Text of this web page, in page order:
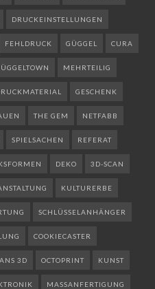
DRUCKEINSTELLUNGEN
FEHLDRUCK GÜGGEL CURA
MEHRTEILIG
GESCHENK
THE GEM NETFABB
SPIELSACHEN REFERAT
DEKO 3D-SCAN
KULTURERBE
SCHLÜSSELANHÄNGER
COOKIECASTER
3D OCTOPRINT KUNST
MASSANFERTIGUNG